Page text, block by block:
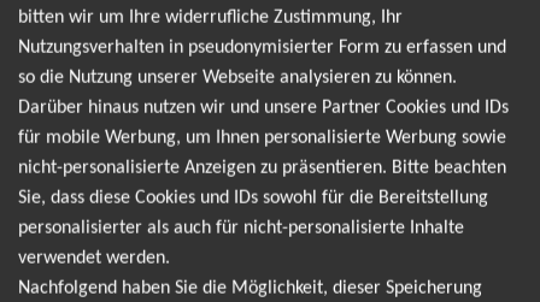
Sound, der die Massen mitreißen kann. Die Live-Auftritte von
Judas Priest sind legendär und lassen die Herzen der Fans
höher schlagen. Die Band ist berühmt für ihre
energiegeladenen Shows, bei denen sie Klassiker wie "Breaking
the Law", "Painkiller", "You've Got Another Thing Comin'" und
"Electric Eye" zum Besten geben. Ihre Bühnenpräsenz ist
elektrisierend, und die Fans werden von der ersten Sekunde an
in den Bann gezogen. Sichere dir deine Tickets für das
kommende Judas Priest Konzert und tauche ein in die Welt des
Heavy Metal
bitten wir um Ihre widerrufliche Zustimmung, Ihr
Nutzungsverhalten in pseudonymisierter Form zu erfassen und
so die Nutzung unserer Webseite analysieren zu können.
Darüber hinaus nutzen wir und unsere Partner Cookies und IDs
für mobile Werbung, um Ihnen personalisierte Werbung sowie
nicht-personalisierte Anzeigen zu präsentieren. Bitte beachten
Sie, dass diese Cookies und IDs sowohl für die Bereitstellung
personalisierter als auch für nicht-personalisierte Inhalte
verwendet werden.
Nachfolgend haben Sie die Möglichkeit, dieser Speicherung